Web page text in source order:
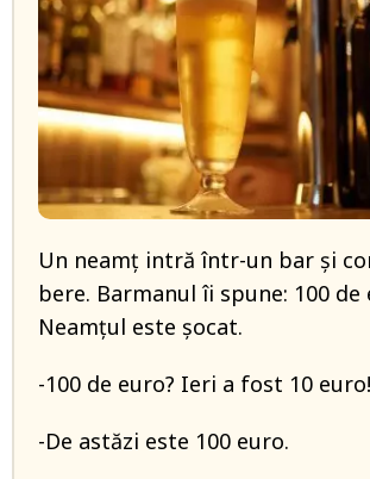
Un neamț intră într-un bar și
bere. Barmanul îi spune: 100 de
Neamțul este șocat.
-100 de euro? Ieri a fost 10 euro!
-De astăzi este 100 euro.